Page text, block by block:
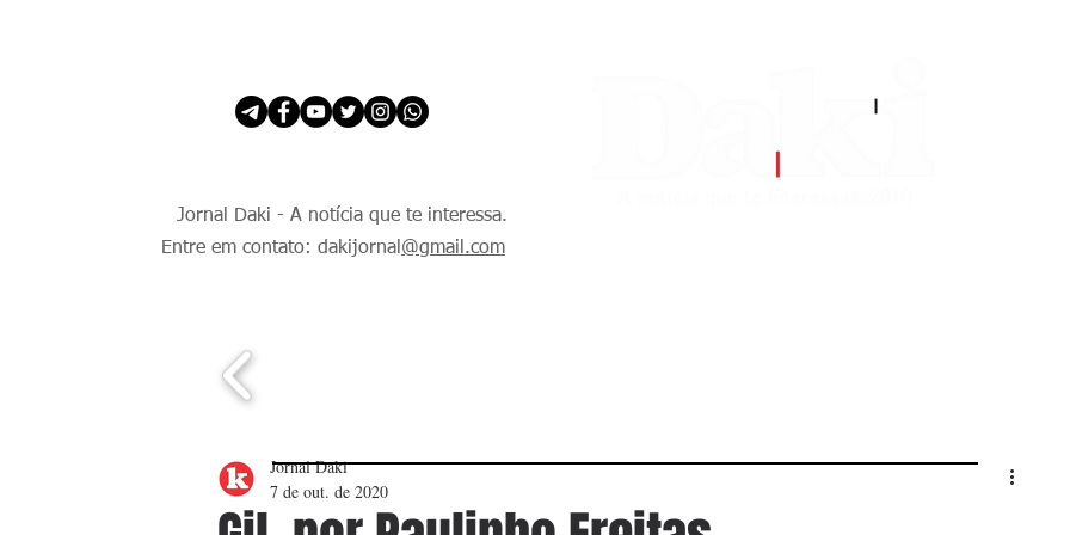
Jornal Daki - A notícia que te interessa.
Entre em contato: dakijornal @gmail.com
Jornal Daki
7 de out. de 2020